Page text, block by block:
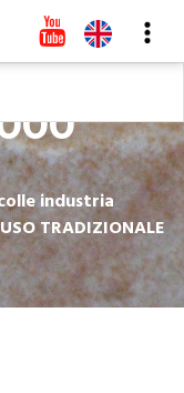
industria
USO TRADIZIONALE